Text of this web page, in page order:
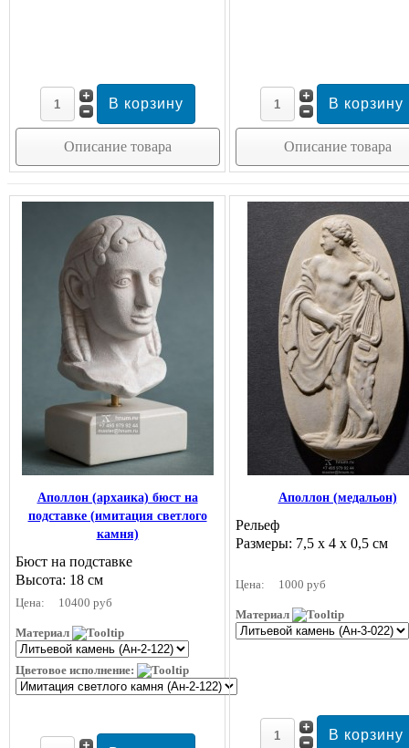
Описание товара Описание товара
Аполлон (архаика) бюст на
подставке (имитация светлого
камня)
Бюст на подставке
Высота: 18 см
Цена: 10400 руб
Материал
Цветовое исполнение:
Аполлон (медальон)
Рельеф
Размеры: 7,5 х 4 х 0,5 см
Цена: 1000 руб
Материал